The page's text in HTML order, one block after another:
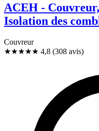
ACEH -
Isolation des
Couvreur
★★★★★ 4,8 (308 avis)